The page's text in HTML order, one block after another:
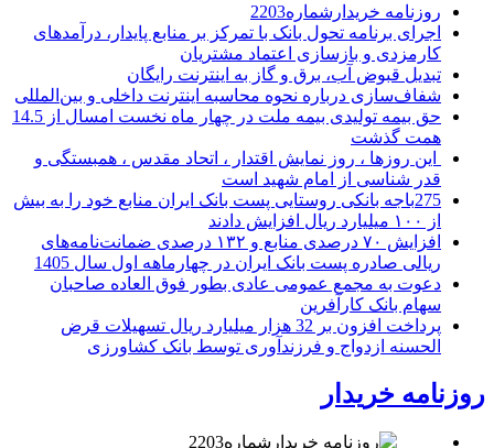
روزنامه خریدارشماره2203
اجرای برنامه تحول بانک با تمرکز بر منابع پایدار، درآمدهای
کارمزدی و بازسازی اعتماد مشتریان
تبدیل قبوض آب، برق و گاز به اینترنت رایگان
شفاف‌سازی درباره نحوه محاسبه اینترنت داخلی و بین‌المللی
حق بیمه تولیدی بیمه ملت در چهار ماه نخست امسال از 14.5
همت گذشت
این روزها ، روز نمایش اقتدار ، اتحاد مقدس ، همبستگی و
قدر شناسی از امام شهید است
275باجه بانکی روستایی پست بانک ایران منابع خود را به بیش
از ۱۰۰ میلیارد ریال افزایش دادند
افزایش ۷۰ درصدی منابع و ۱۳۲ درصدی ضمانت‌نامه‌های
ریالی صادره پست بانک ایران در چهارماهه اول سال 1405
دعوت به مجمع عمومی عادی بطور فوق العاده صاحبان
سهام بانک کارآفرین
پرداخت افزون بر 32 هزار میلیارد ریال تسهیلات قرض
الحسنه ازدواج و فرزندآوری توسط بانک کشاورزی
روزنامه خریدار